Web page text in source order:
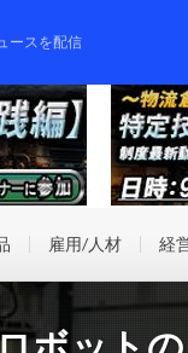
ースを配信
雇用/人材 経